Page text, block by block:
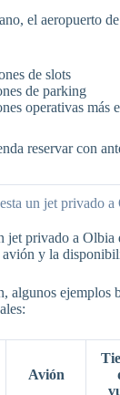
el aeropuerto
de slots
de parking
operativas más
reservar con
un jet privado a
jet privado a Olbia
y la
algunos ejemplos
Avión